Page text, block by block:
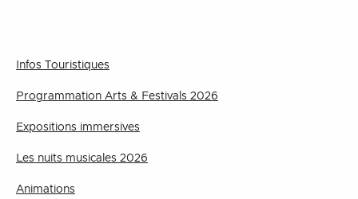
Infos Touristiques
Programmation Arts & Festivals 2026
Expositions immersives
Les nuits musicales 2026
Animations